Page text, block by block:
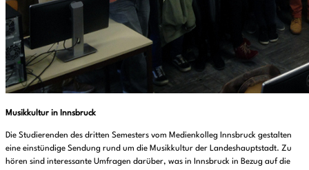
Musikkultur in Innsbruck
Die Studierenden des dritten Semesters vom Medienkolleg Innsbruck gestalten
eine einstündige Sendung rund um die Musikkultur der Landeshauptstadt. Zu
hören sind interessante Umfragen darüber, was in Innsbruck in Bezug auf die